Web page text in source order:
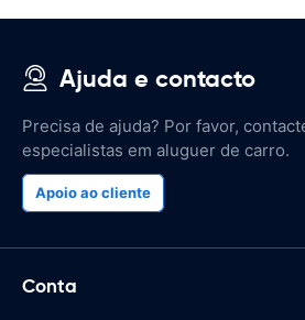
Ajuda e contacto
Precisa de ajuda? Por favor,
especialistas em aluguer de carro.
Apoio ao cliente
Conta